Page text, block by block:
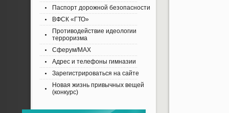
Паспорт дорожной безопасности
ВФСК «ГТО»
Противодействие идеологии
терроризма
Сферум/MAX
Адрес и телефоны гимназии
Зарегистрироваться на сайте
Новая жизнь привычных вещей
(конкурс)